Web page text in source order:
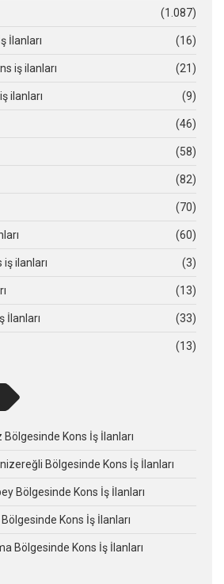
(1.087)
İlanları (16)
iş ilanları (21)
ilanları (9)
(46)
(58)
(82)
(70)
(60)
ilanları (3)
(13)
İlanları (33)
(13)
Kons İş İlanları
Bölgesinde Kons İş İlanları
Bölgesinde Kons İş İlanları
Kons İş İlanları
Bölgesinde Kons İş İlanları